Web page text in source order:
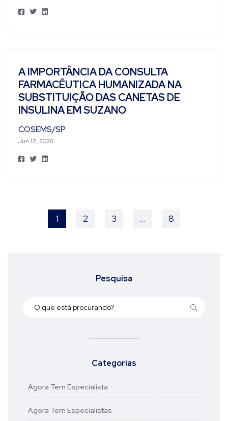
A IMPORTÂNCIA DA CONSULTA
FARMACÊUTICA HUMANIZADA NA
SUBSTITUIÇÃO DAS CANETAS DE
INSULINA EM SUZANO
COSEMS/SP
Jun 12, 2026
1 2 3 … 8
Pesquisa
Categorias
Agora Tem Especialista
Agora Tem Especialistas